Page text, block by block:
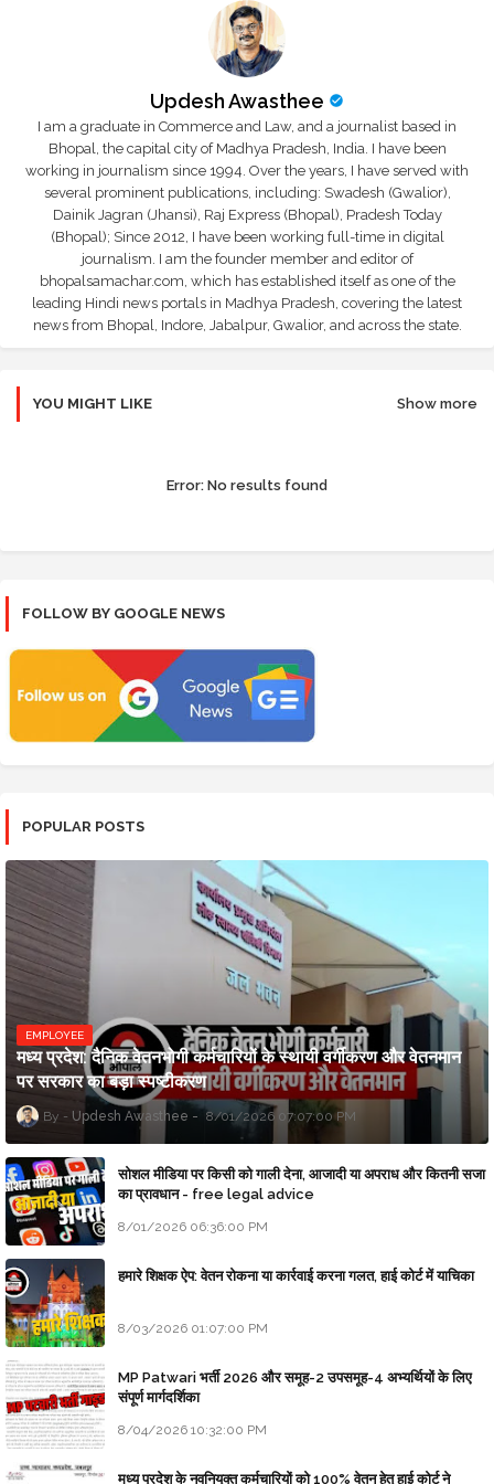
Updesh Awasthee
I am a graduate in Commerce and Law, and a journalist based in
Bhopal, the capital city of Madhya Pradesh, India. I have been
working in journalism since 1994. Over the years, I have served with
several prominent publications, including: Swadesh (Gwalior),
Dainik Jagran (Jhansi), Raj Express (Bhopal), Pradesh Today
(Bhopal); Since 2012, I have been working full-time in digital
journalism. I am the founder member and editor of
bhopalsamachar.com, which has established itself as one of the
leading Hindi news portals in Madhya Pradesh, covering the latest
news from Bhopal, Indore, Jabalpur, Gwalior, and across the state.
YOU MIGHT LIKE Show more
Error: No results found
FOLLOW BY GOOGLE NEWS
POPULAR POSTS
EMPLOYEE
मध्य प्रदेश: दैनिक वेतनभोगी कर्मचारियों के स्थायी वर्गीकरण और वेतनमान
पर सरकार का बड़ा स्पष्टीकरण
Updesh Awasthee 8/01/2026 07:07:00 PM
सोशल मीडिया पर किसी को गाली देना, आजादी या अपराध और कितनी सजा
का प्रावधान - free legal advice
8/01/2026 06:36:00 PM
हमारे शिक्षक ऐप: वेतन रोकना या कार्रवाई करना गलत, हाई कोर्ट में याचिका
8/03/2026 01:07:00 PM
MP Patwari भर्ती 2026 और समूह-2 उपसमूह-4 अभ्यर्थियों के लिए
संपूर्ण मार्गदर्शिका
8/04/2026 10:32:00 PM
मध्य प्रदेश के नवनियुक्त कर्मचारियों को 100% वेतन हेतु हाई कोर्ट ने